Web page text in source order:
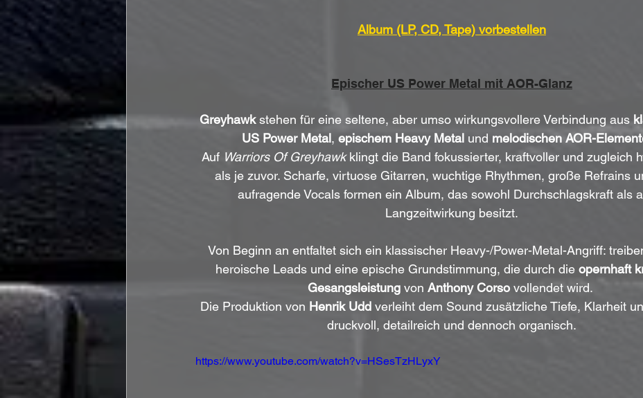
Album (LP, CD, Tape) vorbestellen
Epischer US Power Metal mit AOR-Glanz
Greyhawk stehen für eine seltene, aber umso wirkungsvollere Verbindung aus
US Power Metal, epischem Heavy Metal und melodischen AOR-
Auf Warriors Of Greyhawk klingt die Band fokussierter, kraftvoller und zugleich
als je zuvor. Scharfe, virtuose Gitarren, wuchtige Rhythmen, große Refrains
aufragende Vocals formen ein Album, das sowohl Durchschlagskraft als
Langzeitwirkung besitzt.
Von Beginn an entfaltet sich ein klassischer Heavy-/Power-Metal-Angriff:
heroische Leads und eine epische Grundstimmung, die durch die opernhaft
Gesangsleistung von Anthony Corso vollendet wird.
Die Produktion von Henrik Udd verleiht dem Sound zusätzliche Tiefe, Klarheit
druckvoll, detailreich und dennoch organisch.
https://www.youtube.com/watch?v=HSesTzHLyxY